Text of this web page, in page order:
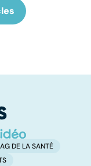
DE LA SANTÉ